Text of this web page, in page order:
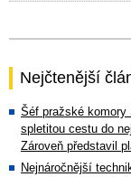
Nejčtenější
Šéf pražské komory
spletitou cestu do
Zároveň představil
Nejnáročnější